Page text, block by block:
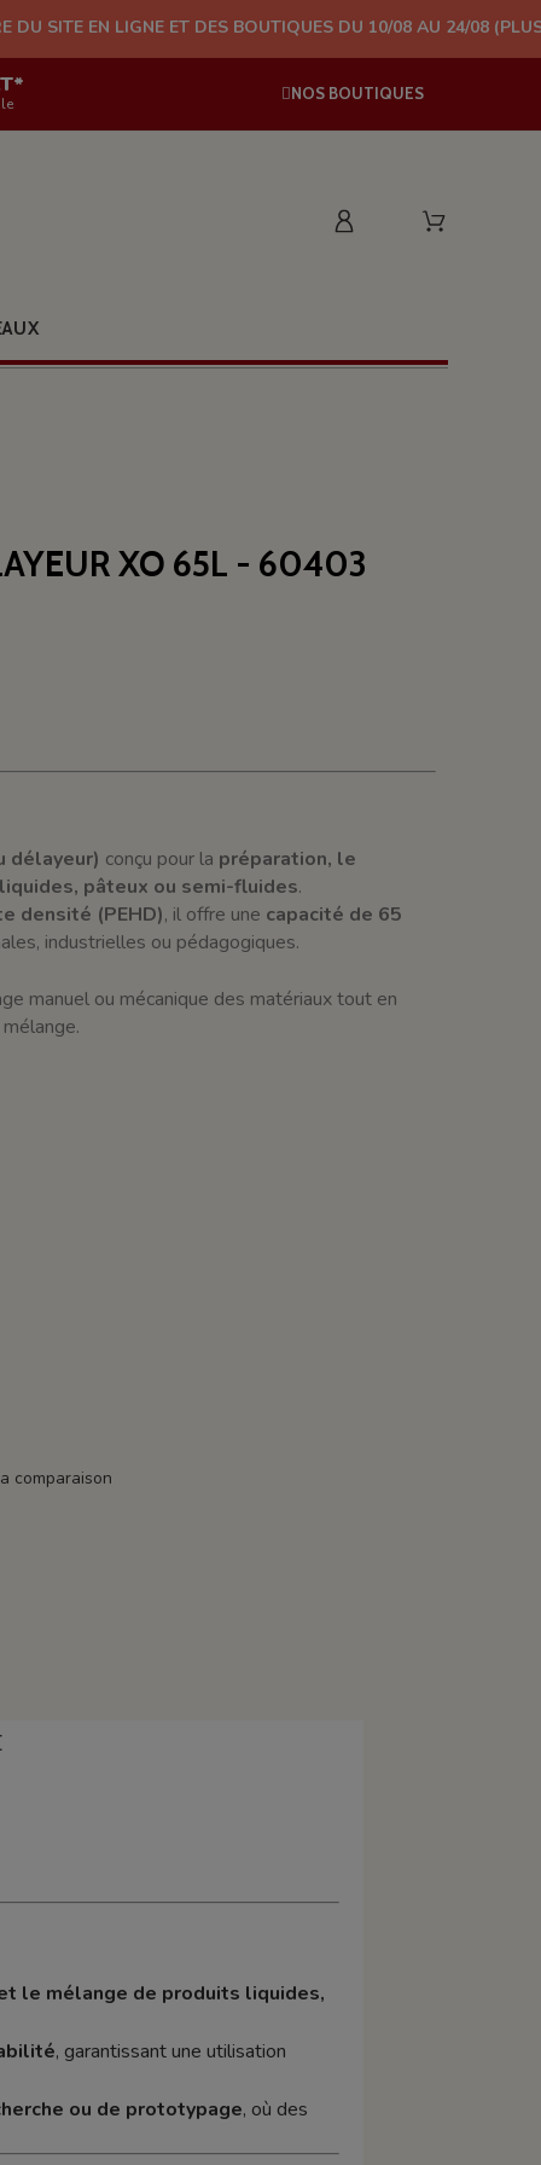
ET DES BOUTIQUES DU 10/08 AU 24/08 (PLUS
NOS BOUTIQUES
XO 65L - 60403
délayeur) conçu pour la préparation, le
pâteux ou semi-fluides.
densité (PEHD), il offre une capacité de 65
industrielles ou pédagogiques.
manuel ou mécanique des matériaux tout en
comparaison
le mélange de produits liquides,
, garantissant une utilisation
ou de prototypage, où des